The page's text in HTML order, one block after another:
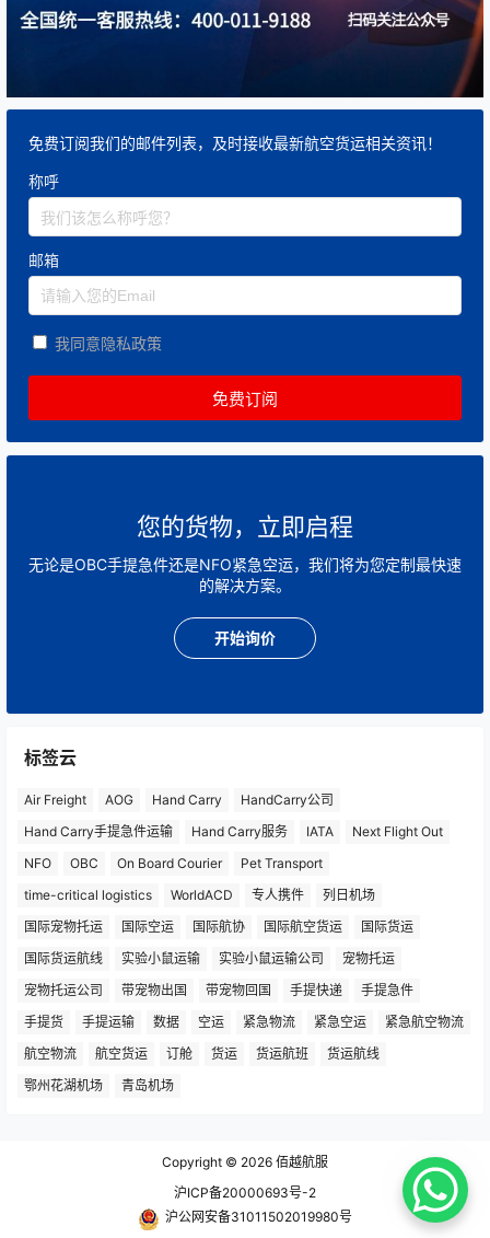
免费订阅我们的邮件列表，及时接收最新航空货运相关资讯！
称呼
邮箱
我同意隐私政策
您的货物，立即启程
无论是OBC手提急件还是NFO紧急空运，我们将为您定制最快速
的解决方案。
开始询价
标签云
Air Freight AOG Hand Carry
HandCarry公司
Hand Carry手提急件运输
Hand Carry服务 IATA
Next Flight Out
NFO
OBC On Board Courier
Pet Transport
time-critical logistics
WorldACD 专人携件
列日机场
国际宠物托运
国际空运 国际航协 国际航空货运
国际货运
国际货运航线
实验小鼠运输 实验小鼠运输公司
宠物托运
宠物托运公司
带宠物出国 带宠物回国 手提快递
手提急件
手提货
手提运输 数据 空运 紧急物流 紧急空运
紧急航空物流
航空物流
航空货运 订舱 货运 货运航班
货运航线
鄂州花湖机场
青岛机场
Copyright © 2026 佰越航服
沪ICP备20000693号-2
沪公网安备31011502019980号